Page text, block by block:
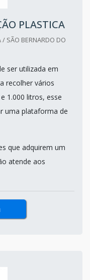
PLASTICA
/ SÃO BERNARDO DO
ser utilizada em
recolher vários
1.000 litros, esse
uma plataforma de
que adquirem um
atende aos